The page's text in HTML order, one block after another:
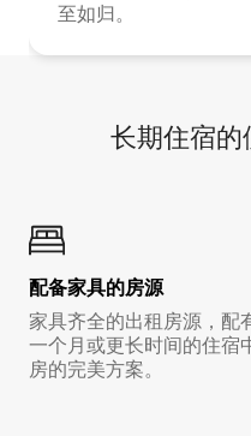
至如归。
长期住宿
配备家具的房源
家具齐全的出租房源，配
一个月或更长时间的住宿
房的完美方案。